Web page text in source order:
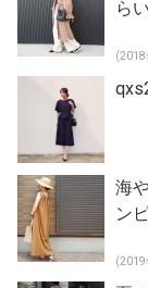
ら
(2018
海
ン
(2019